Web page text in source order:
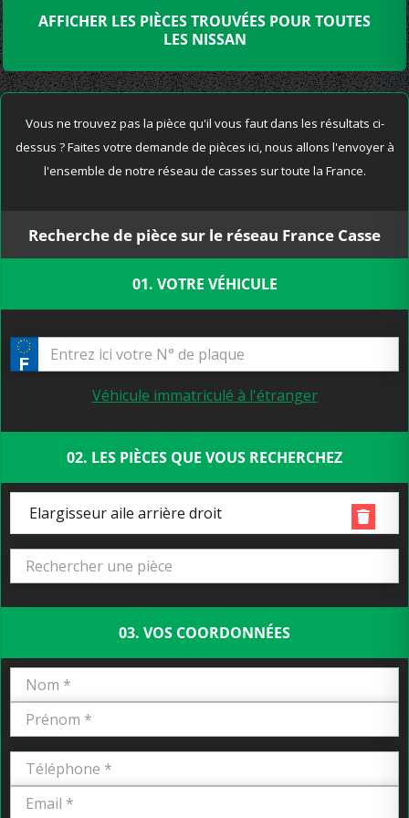
AFFICHER LES PIÈCES TROUVÉES POUR TOUTES
LES NISSAN
Vous ne trouvez pas la pièce qu'il vous faut dans les résultats ci-
dessus ? Faites votre demande de pièces ici, nous allons l'envoyer à
l'ensemble de notre réseau de casses sur toute la France.
Recherche de pièce sur le réseau France Casse
01. VOTRE VÉHICULE
Véhicule immatriculé à l'étranger
02. LES PIÈCES QUE VOUS RECHERCHEZ
Elargisseur aile arrière droit
03. VOS COORDONNÉES